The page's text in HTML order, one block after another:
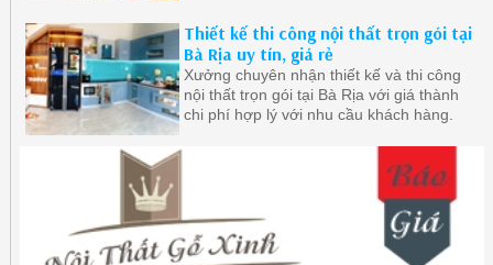
Thiết kế thi công nội thất trọn gói tại
Bà Rịa uy tín, giá rẻ
Xưởng chuyên nhận thiết kế và thi công
nội thất trọn gói tại Bà Rịa với giá thành
chi phí hợp lý với nhu cầu khách hàng.